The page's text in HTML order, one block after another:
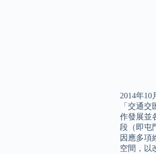
2014年
「交通
作發展並
段（即屯
因應多項
空間，以